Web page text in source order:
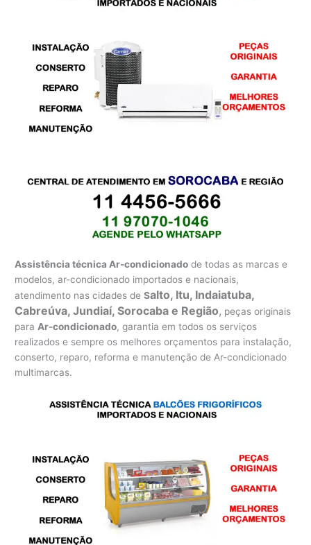
Assistência técnica Ar-condicionado de todas as marcas e
modelos, ar-condicionado importados e nacionais,
atendimento nas cidades deSalto, Itu, Indaiatuba,
Cabreúva, Jundiaí, Sorocaba e Região, peças originais
para Ar-condicionado, garantia em todos os serviços
realizados e sempre os melhores orçamentos para instalação,
conserto, reparo, reforma e manutenção de Ar-condicionado
multimarcas.